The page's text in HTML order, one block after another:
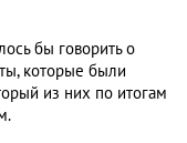
бы говорить о
которые были
из них по итогам